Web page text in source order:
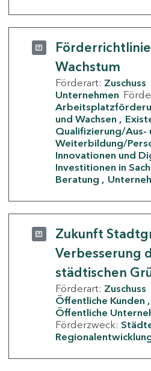
Wachstum
Förderart: Zuschuss
Unternehmen
und Wachsen
Qualifizierung/Aus-
Weiterbildung/
Innovationen und
Investitionen in
Beratung
Zukunft
Verbesserung
städtischen
Förderart: Zuschuss
Öffentliche Kunden
Öffentliche
Förderzweck: